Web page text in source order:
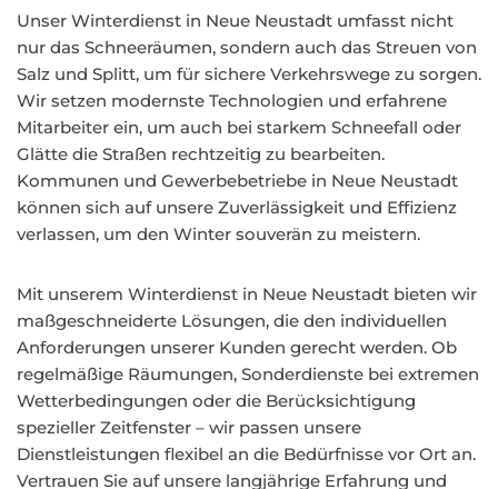
Unser Winterdienst in Neue Neustadt umfasst nicht
nur das Schneeräumen, sondern auch das Streuen von
Salz und Splitt, um für sichere Verkehrswege zu sorgen.
Wir setzen modernste Technologien und erfahrene
Mitarbeiter ein, um auch bei starkem Schneefall oder
Glätte die Straßen rechtzeitig zu bearbeiten.
Kommunen und Gewerbebetriebe in Neue Neustadt
können sich auf unsere Zuverlässigkeit und Effizienz
verlassen, um den Winter souverän zu meistern.
Mit unserem Winterdienst in Neue Neustadt bieten wir
maßgeschneiderte Lösungen, die den individuellen
Anforderungen unserer Kunden gerecht werden. Ob
regelmäßige Räumungen, Sonderdienste bei extremen
Wetterbedingungen oder die Berücksichtigung
spezieller Zeitfenster – wir passen unsere
Dienstleistungen flexibel an die Bedürfnisse vor Ort an.
Vertrauen Sie auf unsere langjährige Erfahrung und